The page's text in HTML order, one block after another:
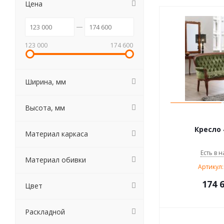
Кресло
Есть в
174
Цена
123 000 174 600
Ширина, мм
Высота, мм
Материал каркаса
Материал обивки
Цвет
Раскладной